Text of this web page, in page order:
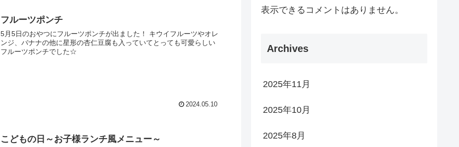
フルーツポンチ
5月5日のおやつにフルーツポンチが出ました！ キウイフルーツやオレ
ンジ、バナナの他に星形の杏仁豆腐も入っていてとっても可愛らしい
フルーツポンチでした☆
2024.05.10
こどもの日～お子様ランチ風メニュー～
表示できるコメントはありません。
Archives
2025年11月
2025年10月
2025年8月